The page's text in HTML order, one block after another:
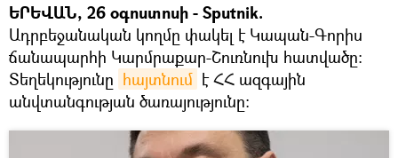
ԵՐԵՎԱՆ, 26 օգոստոսի - Sputnik.
Ադրբեջանական կողմը փակել է Կապան-Գորիս
ճանապարհի Կարմրաքար-Շուռնուխ հատվածը։
Տեղեկությունը հայտնում է ՀՀ ազգային
անվտանգության ծառայությունը։